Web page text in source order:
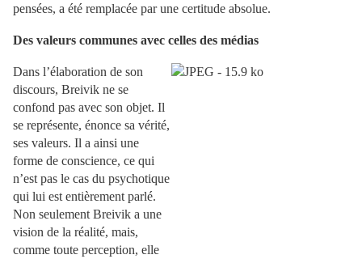
pensées, a été remplacée par une certitude absolue.
Des valeurs communes avec celles des médias
Dans l’élaboration de son
discours, Breivik ne se
confond pas avec son objet. Il
se représente, énonce sa vérité,
ses valeurs. Il a ainsi une
forme de conscience, ce qui
n’est pas le cas du psychotique
qui lui est entièrement parlé.
Non seulement Breivik a une
vision de la réalité, mais,
comme toute perception, elle